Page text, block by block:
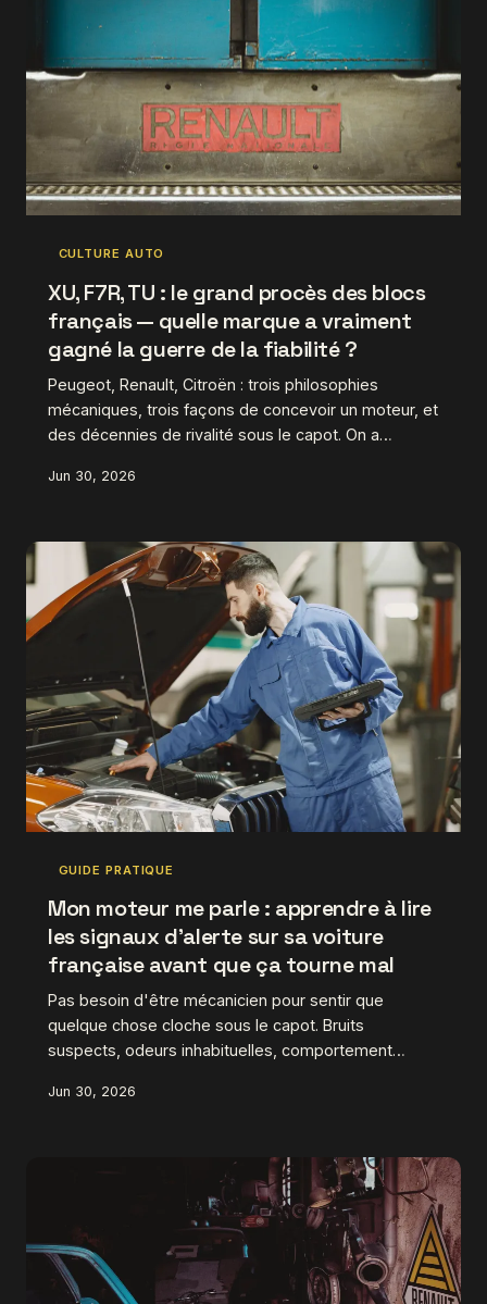
CULTURE AUTO
XU, F7R, TU : le grand procès des blocs
français — quelle marque a vraiment
gagné la guerre de la fiabilité ?
Peugeot, Renault, Citroën : trois philosophies
mécaniques, trois façons de concevoir un moteur, et
des décennies de rivalité sous le capot. On a
chaque constructeur pour tenter de répondre à la
motorisations les plus solides ? Verdict sans
concession.
Jun 30, 2026
GUIDE PRATIQUE
Mon moteur me parle : apprendre à lire
les signaux d'alerte sur sa voiture
française avant que ça tourne mal
Pas besoin d'être mécanicien pour sentir que
quelque chose cloche sous le capot. Bruits
suspects, odeurs inhabituelles, comportement
des signaux bien avant de tomber en panne. On
la Mégane, la Xsara ou la 306.
Jun 30, 2026